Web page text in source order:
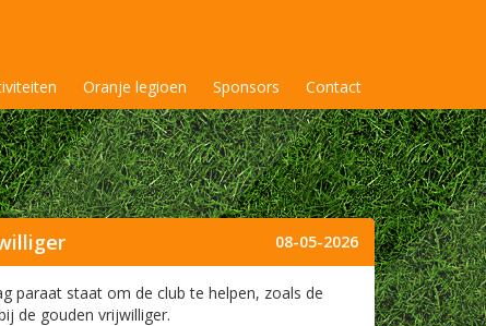
Oranje legioen Sponsors Contact
08-05-2026
paraat staat om de club te helpen, zoals de
de gouden vrijwilliger.